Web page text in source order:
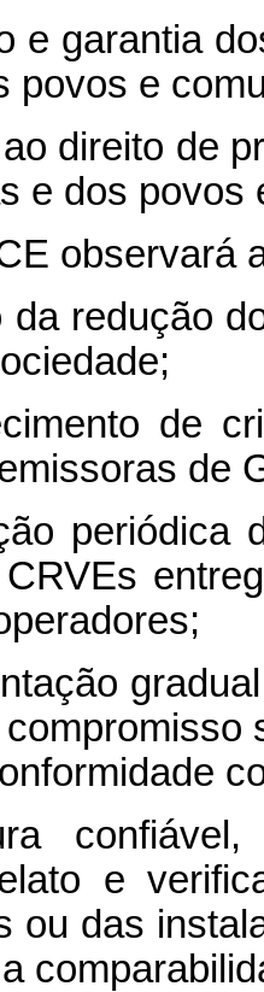
e garantia
povos e
direito de
e dos povos
observará
da redução
de
de
periódica
confiável,
e
ou das